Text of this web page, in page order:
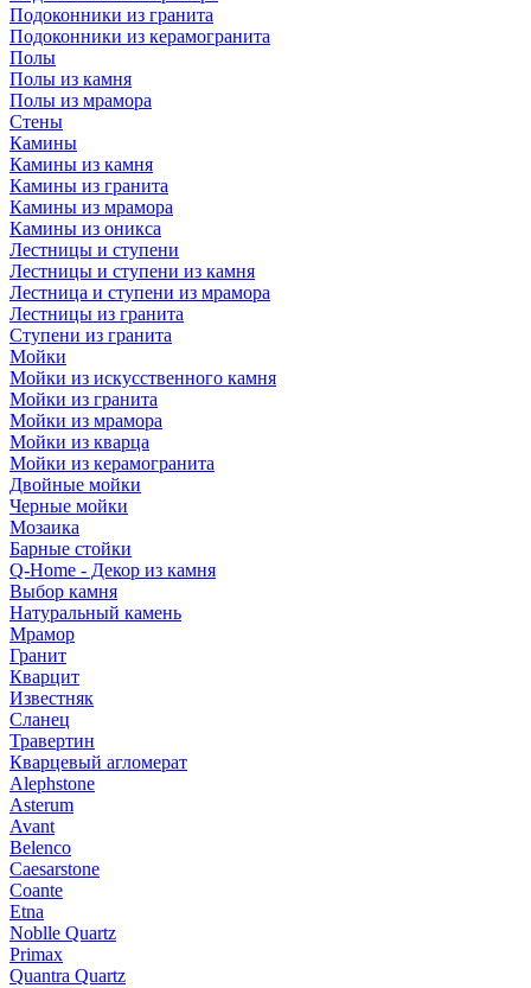
Подоконники из гранита
Подоконники из керамогранита
Полы
Полы из камня
Полы из мрамора
Стены
Камины
Камины из камня
Камины из гранита
Камины из мрамора
Камины из оникса
Лестницы и ступени
Лестницы и ступени из камня
Лестница и ступени из мрамора
Лестницы из гранита
Ступени из гранита
Мойки
Мойки из искусственного камня
Мойки из гранита
Мойки из мрамора
Мойки из кварца
Мойки из керамогранита
Двойные мойки
Черные мойки
Мозаика
Барные стойки
Q-Home - Декор из камня
Выбор камня
Натуральный камень
Мрамор
Гранит
Кварцит
Известняк
Сланец
Травертин
Кварцевый агломерат
Alephstone
Asterum
Avant
Belenco
Caesarstone
Coante
Etna
Noblle Quartz
Primax
Quantra Quartz